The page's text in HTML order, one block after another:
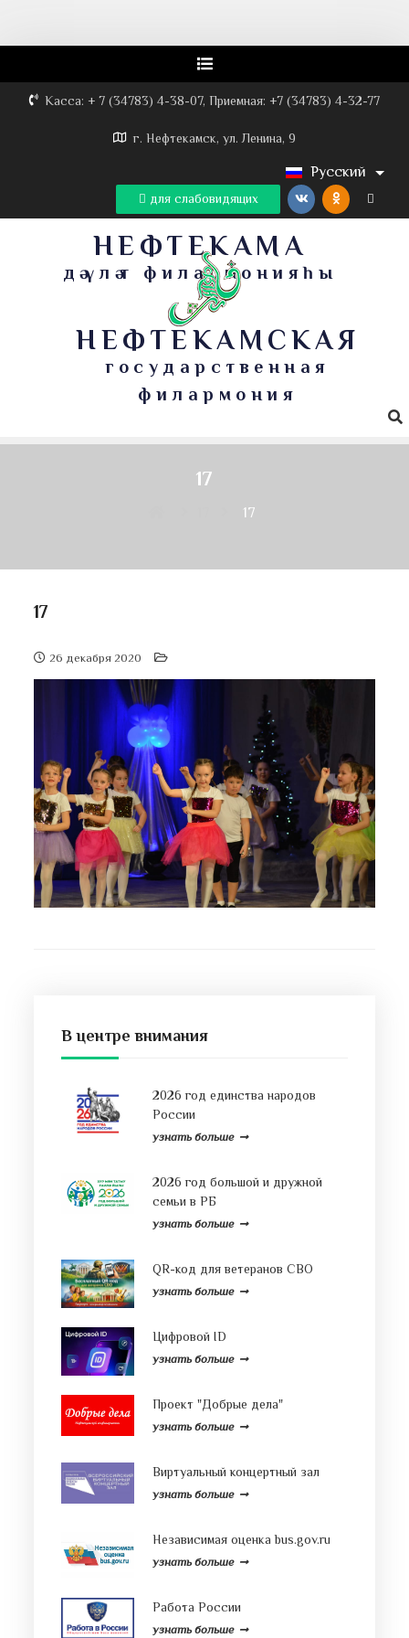
Касса: + 7 (34783) 4-38-07, Приемная: +7 (34783) 4-32-77
г. Нефтекамск, ул. Ленина, 9
Русский
для слабовидящих
НЕФТЕКАМА
дәүләт филармонияһы
НЕФТЕКАМСКАЯ
государственная
филармония
17
17
17
26 декабря 2020
В центре внимания
2026 год единства народов
России
узнать больше
2026 год большой и дружной
семьи в РБ
узнать больше
QR-код для ветеранов СВО
узнать больше
Цифровой ID
узнать больше
Проект "Добрые дела"
узнать больше
Виртуальный концертный зал
узнать больше
Независимая оценка bus.gov.ru
узнать больше
Работа России
узнать больше